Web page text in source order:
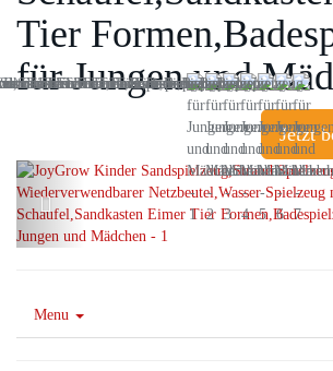
Tier
für Jungen und
Jetzt
Menu